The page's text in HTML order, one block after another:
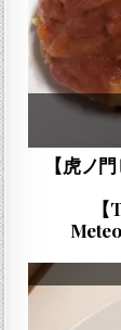
【虎ノ